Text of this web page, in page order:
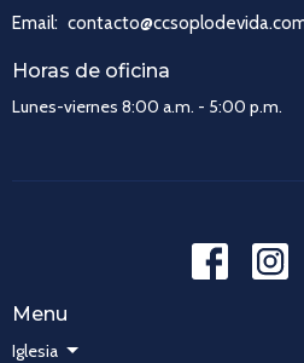
Email:
Horas de oficina
Lunes-viernes 8:00 a.m. - 5:00 p.m.
Menu
Iglesia